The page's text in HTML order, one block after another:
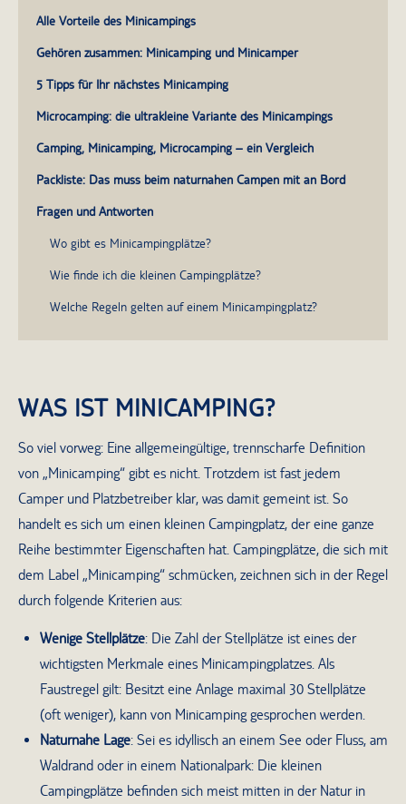
Alle Vorteile des Minicampings
Gehören zusammen: Minicamping und Minicamper
5 Tipps für Ihr nächstes Minicamping
Microcamping: die ultrakleine Variante des Minicampings
Camping, Minicamping, Microcamping – ein Vergleich
Packliste: Das muss beim naturnahen Campen mit an Bord
Fragen und Antworten
Wo gibt es Minicampingplätze?
Wie finde ich die kleinen Campingplätze?
Welche Regeln gelten auf einem Minicampingplatz?
WAS IST MINICAMPING?
So viel vorweg: Eine allgemeingültige, trennscharfe Definition
von „Minicamping“ gibt es nicht. Trotzdem ist fast jedem
Camper und Platzbetreiber klar, was damit gemeint ist. So
handelt es sich um einen kleinen Campingplatz, der eine ganze
Reihe bestimmter Eigenschaften hat. Campingplätze, die sich mit
dem Label „Minicamping“ schmücken, zeichnen sich in der Regel
durch folgende Kriterien aus:
Wenige Stellplätze: Die Zahl der Stellplätze ist eines der
wichtigsten Merkmale eines Minicampingplatzes. Als
Faustregel gilt: Besitzt eine Anlage maximal 30 Stellplätze
(oft weniger), kann von Minicamping gesprochen werden.
Naturnahe Lage: Sei es idyllisch an einem See oder Fluss, am
Waldrand oder in einem Nationalpark: Die kleinen
Campingplätze befinden sich meist mitten in der Natur in